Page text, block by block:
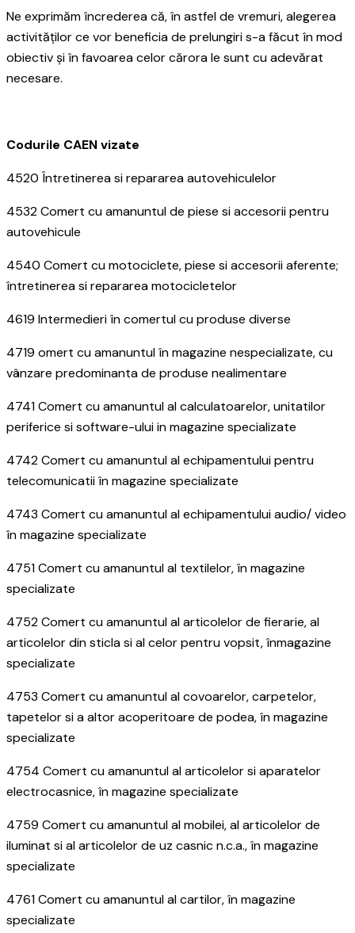
Ne exprimăm încrederea că, în astfel de vremuri, alegerea
activităților ce vor beneficia de prelungiri s-a făcut în mod
obiectiv și în favoarea celor cărora le sunt cu adevărat
necesare.
Codurile CAEN vizate
4520 Întretinerea si repararea autovehiculelor
4532 Comert cu amanuntul de piese si accesorii pentru
autovehicule
4540 Comert cu motociclete, piese si accesorii aferente;
întretinerea si repararea motocicletelor
4619 Intermedieri în comertul cu produse diverse
4719 omert cu amanuntul în magazine nespecializate, cu
vânzare predominanta de produse nealimentare
4741 Comert cu amanuntul al calculatoarelor, unitatilor
periferice si software-ului in magazine specializate
4742 Comert cu amanuntul al echipamentului pentru
telecomunicatii în magazine specializate
4743 Comert cu amanuntul al echipamentului audio/ video
în magazine specializate
4751 Comert cu amanuntul al textilelor, în magazine
specializate
4752 Comert cu amanuntul al articolelor de fierarie, al
articolelor din sticla si al celor pentru vopsit, înmagazine
specializate
4753 Comert cu amanuntul al covoarelor, carpetelor,
tapetelor si a altor acoperitoare de podea, în magazine
specializate
4754 Comert cu amanuntul al articolelor si aparatelor
electrocasnice, în magazine specializate
4759 Comert cu amanuntul al mobilei, al articolelor de
iluminat si al articolelor de uz casnic n.c.a., în magazine
specializate
4761 Comert cu amanuntul al cartilor, în magazine
specializate